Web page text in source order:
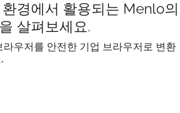
경에서 활용되는 Menlo의
살펴보세요.
라우저를 안전한 기업 브라우저로 변환